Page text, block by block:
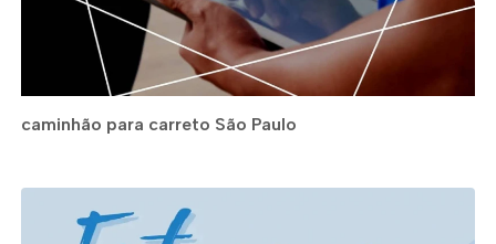
caminhão para carreto São Paulo